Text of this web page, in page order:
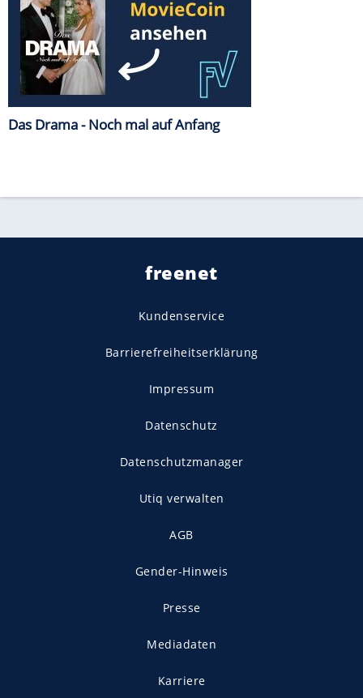
Das Drama - Noch mal auf Anfang
freenet
Kundenservice
Barrierefreiheitserklärung
Impressum
Datenschutz
Datenschutzmanager
Utiq verwalten
AGB
Gender-Hinweis
Presse
Mediadaten
Karriere